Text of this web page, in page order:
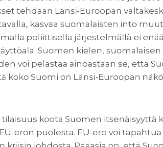
tehdään Länsi-Euroopan
kasvaa suomalaisten into
poliittisella järjestelmällä ei
Suomen kielen,
voi pelastaa ainoastaan se, että
koko Suomi on Länsi-Euroopan
koota Suomen itsenäisyyttä
eron puolesta. EU-ero voi